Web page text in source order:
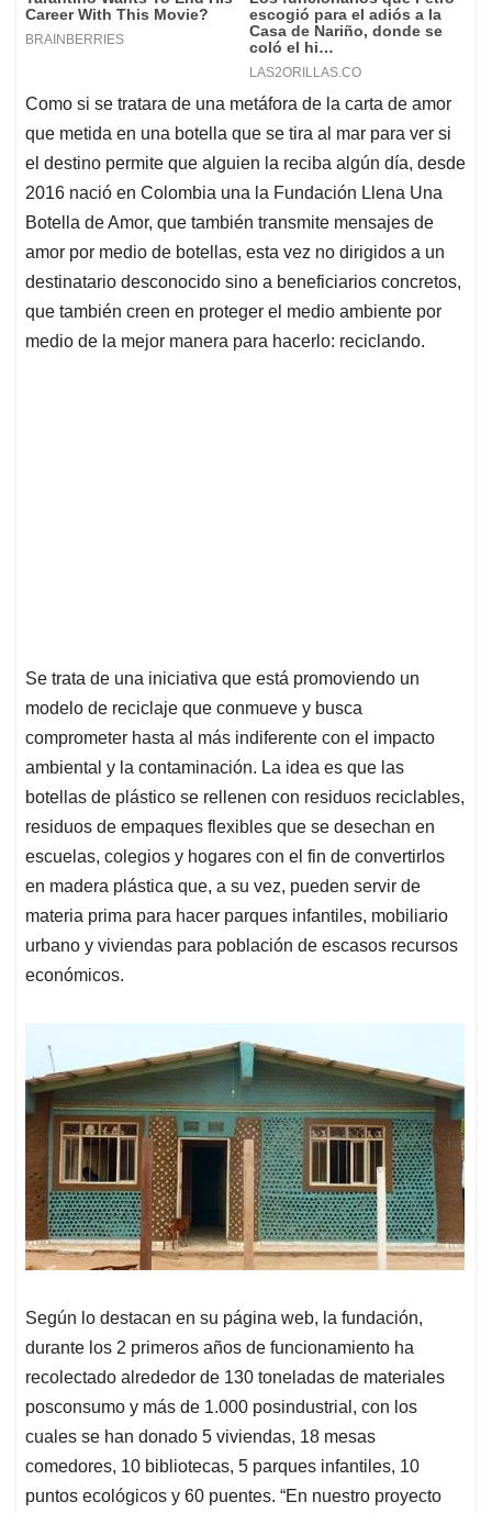
Como si se tratara de una metáfora de la carta de amor
que metida en una botella que se tira al mar para ver si
el destino permite que alguien la reciba algún día, desde
2016 nació en Colombia una la Fundación Llena Una
Botella de Amor, que también transmite mensajes de
amor por medio de botellas, esta vez no dirigidos a un
destinatario desconocido sino a beneficiarios concretos,
que también creen en proteger el medio ambiente por
medio de la mejor manera para hacerlo: reciclando.
Se trata de una iniciativa que está promoviendo un
modelo de reciclaje que conmueve y busca
comprometer hasta al más indiferente con el impacto
ambiental y la contaminación. La idea es que las
botellas de plástico se rellenen con residuos reciclables,
residuos de empaques flexibles que se desechan en
escuelas, colegios y hogares con el fin de convertirlos
en madera plástica que, a su vez, pueden servir de
materia prima para hacer parques infantiles, mobiliario
urbano y viviendas para población de escasos recursos
económicos.
Según lo destacan en su página web, la fundación,
durante los 2 primeros años de funcionamiento ha
recolectado alrededor de 130 toneladas de materiales
posconsumo y más de 1.000 posindustrial, con los
cuales se han donado 5 viviendas, 18 mesas
comedores, 10 bibliotecas, 5 parques infantiles, 10
puntos ecológicos y 60 puentes. “En nuestro proyecto